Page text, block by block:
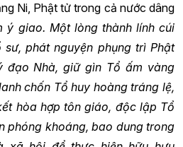
Ni, Phật tử trong cả nước dâng
ý giao. Một lòng thành lính cúi
phát nguyện phụng trì Phật
đạo Nhà, giữ gìn Tổ ấm vàng
chốn Tổ huy hoàng tráng lệ,
hòa hợp tôn giáo, độc lập Tổ
phóng khoáng, bao dung trong